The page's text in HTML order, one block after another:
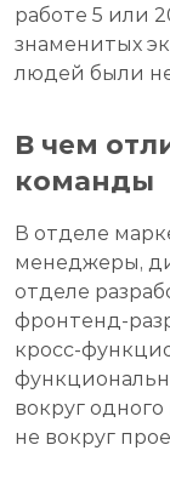
работе 5 или
знаменитых
людей были
В чем
команды
В отделе
менеджеры,
отделе
фронтенд-
кросс-
вокруг
не вокруг